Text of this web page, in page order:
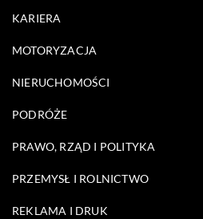
KARIERA
MOTORYZACJA
NIERUCHOMOŚCI
PODRÓŻE
PRAWO, RZĄD I POLITYKA
PRZEMYSŁ I ROLNICTWO
REKLAMA I DRUK